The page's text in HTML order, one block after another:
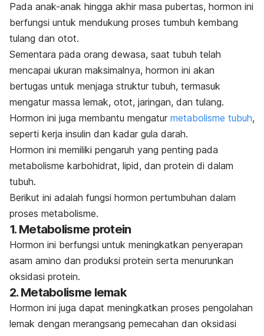
Pada anak-anak hingga akhir masa pubertas, hormon ini
berfungsi untuk mendukung proses tumbuh kembang
tulang dan otot.
Sementara pada orang dewasa, saat tubuh telah
mencapai ukuran maksimalnya, hormon ini akan
bertugas untuk menjaga struktur tubuh, termasuk
mengatur massa lemak, otot, jaringan, dan tulang.
Hormon ini juga membantu mengatur metabolisme tubuh,
seperti kerja insulin dan kadar gula darah.
Hormon ini memiliki pengaruh yang penting pada
metabolisme karbohidrat, lipid, dan protein di dalam
tubuh.
Berikut ini adalah fungsi hormon pertumbuhan dalam
proses metabolisme.
1. Metabolisme protein
Hormon ini berfungsi untuk meningkatkan penyerapan
asam amino dan produksi protein serta menurunkan
oksidasi protein.
2. Metabolisme lemak
Hormon ini juga dapat meningkatkan proses pengolahan
lemak dengan merangsang pemecahan dan oksidasi